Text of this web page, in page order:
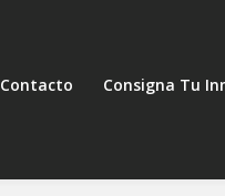
Contacto Consigna Tu